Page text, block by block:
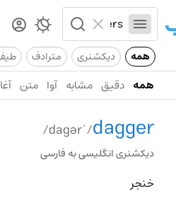
همه دیکشنری مترادف
همه دقیق مشابه آوا متن
dagger
/ˈdagər/
دیکشنری انگلیسی به فارسی
خنجر